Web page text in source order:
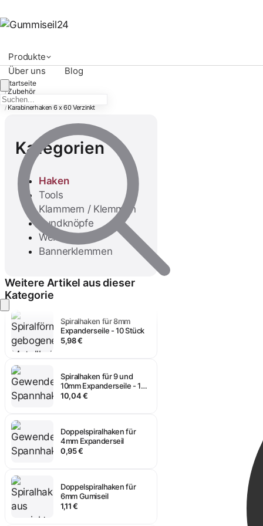
Produkte
Über uns
Blog
Anmelden
Startseite
/ Zubehör
/ Haken
/ Karabinerhaken 6 x 60 Verzinkt
Kategorien
Haken
Tools
Klammern / Klemmen
Rundknöpfe
Werkzeug
Bannerklemmen
Weitere Artikel aus dieser
Kategorie
Spiralhaken für 6mm
Expanderseile - 10 Stück
Expanderseile - 10 Stück
5,98 €
10mm Expanderseile - 10
Stück
10,04 €
4mm Expanderseil
0,95 €
6mm Gumiseil
1,11 €